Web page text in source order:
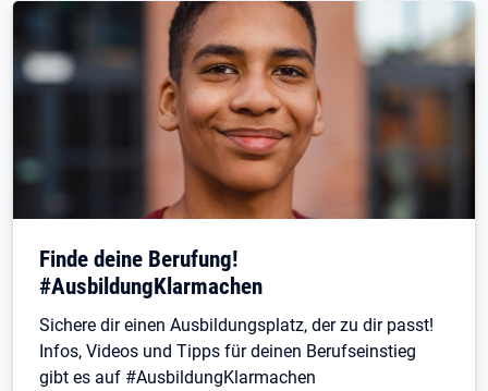
Finde deine Berufung!
#AusbildungKlarmachen
Sichere dir einen Ausbildungsplatz, der zu dir passt!
Infos, Videos und Tipps für deinen Berufseinstieg
gibt es auf #AusbildungKlarmachen